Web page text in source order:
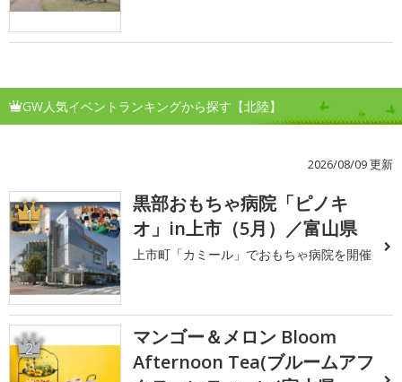
GW人気イベントランキングから探す【北陸】
2026/08/09 更新
1
黒部おもちゃ病院「ピノキ
オ」in上市（5月）／富山県
上市町「カミール」でおもちゃ病院を開催
2
マンゴー＆メロン Bloom
Afternoon Tea(ブルームアフ